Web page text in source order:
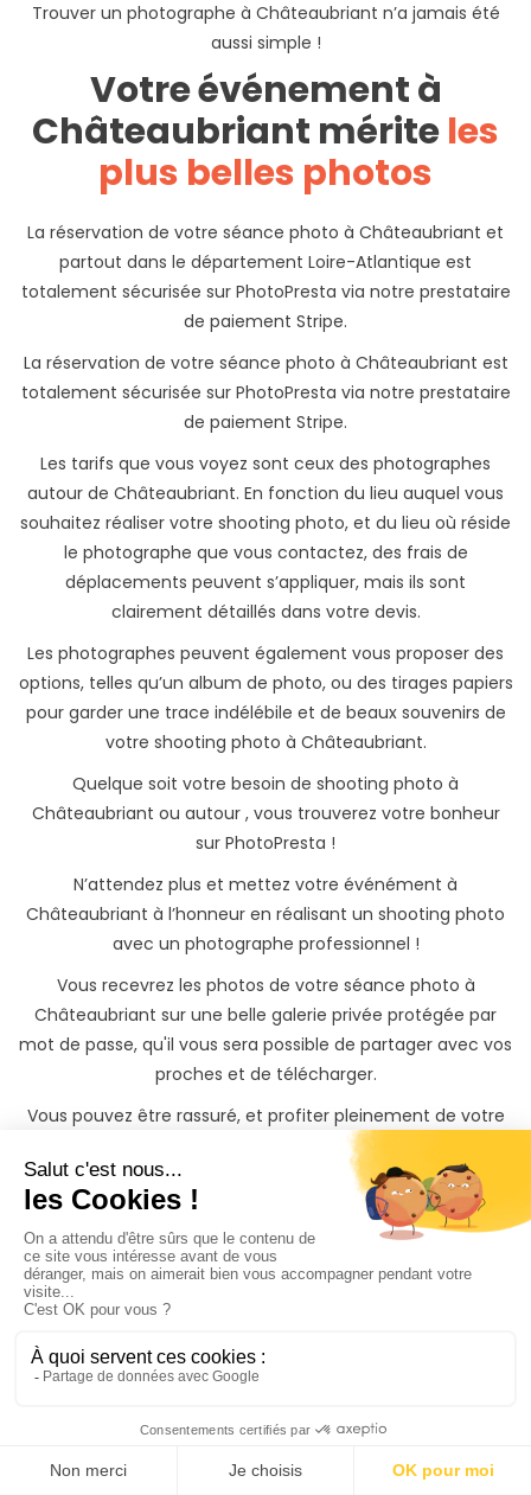
Trouver un photographe à Châteaubriant n’a jamais été
aussi simple !
Votre événement à
Châteaubriant mériteles
plus belles photos
La réservation de votre séance photo à Châteaubriant et
partout dans le département Loire-Atlantique est
totalement sécurisée sur PhotoPresta via notre prestataire
de paiement Stripe.
La réservation de votre séance photo à Châteaubriant est
totalement sécurisée sur PhotoPresta via notre prestataire
de paiement Stripe.
Les tarifs que vous voyez sont ceux des photographes
autour de Châteaubriant. En fonction du lieu auquel vous
souhaitez réaliser votre shooting photo, et du lieu où réside
le photographe que vous contactez, des frais de
déplacements peuvent s’appliquer, mais ils sont
clairement détaillés dans votre devis.
Les photographes peuvent également vous proposer des
options, telles qu’un album de photo, ou des tirages papiers
pour garder une trace indélébile et de beaux souvenirs de
votre shooting photo à Châteaubriant.
Quelque soit votre besoin de shooting photo à
Châteaubriant ou autour , vous trouverez votre bonheur
sur PhotoPresta !
N’attendez plus et mettez votre événément à
Châteaubriant à l’honneur en réalisant un shooting photo
avec un photographe professionnel !
Vous recevrez les photos de votre séance photo à
Châteaubriant sur une belle galerie privée protégée par
mot de passe, qu'il vous sera possible de partager avec vos
proches et de télécharger.
Vous pouvez être rassuré, et profiter pleinement de votre
shooting photo à Châteaubriant. Si vous souhaitez garder
une trace inoubliable de votre shooting, il vous sera
également possible de commander des tirages photos
papiers à des tarifs préférentiels directement depuis votre
galerie photo privée.
Trouvez rapidement un
Photographe à
Châteaubriant même si
vous n'avezpas le temps
de chercher